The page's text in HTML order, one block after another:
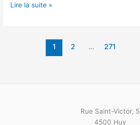
IMG_20201120_0001
Lire la suite »
1 2 … 271
Rue Saint-Victor, 5
4500 Huy